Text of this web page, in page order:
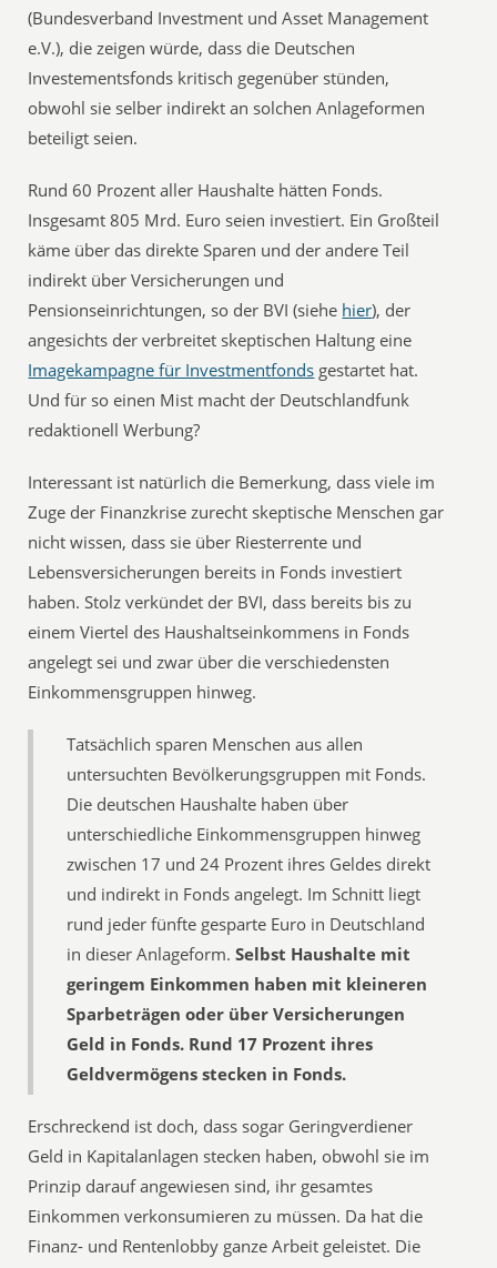
(Bundesverband Investment und Asset Management
e.V.), die zeigen würde, dass die Deutschen
Investementsfonds kritisch gegenüber stünden,
obwohl sie selber indirekt an solchen Anlageformen
beteiligt seien.
Rund 60 Prozent aller Haushalte hätten Fonds.
Insgesamt 805 Mrd. Euro seien investiert. Ein Großteil
käme über das direkte Sparen und der andere Teil
indirekt über Versicherungen und
Pensionseinrichtungen, so der BVI (siehe hier), der
angesichts der verbreitet skeptischen Haltung eine
Imagekampagne für Investmentfonds gestartet hat.
Und für so einen Mist macht der Deutschlandfunk
redaktionell Werbung?
Interessant ist natürlich die Bemerkung, dass viele im
Zuge der Finanzkrise zurecht skeptische Menschen gar
nicht wissen, dass sie über Riesterrente und
Lebensversicherungen bereits in Fonds investiert
haben. Stolz verkündet der BVI, dass bereits bis zu
einem Viertel des Haushaltseinkommens in Fonds
angelegt sei und zwar über die verschiedensten
Einkommensgruppen hinweg.
Tatsächlich sparen Menschen aus allen
untersuchten Bevölkerungsgruppen mit Fonds.
Die deutschen Haushalte haben über
unterschiedliche Einkommensgruppen hinweg
zwischen 17 und 24 Prozent ihres Geldes direkt
und indirekt in Fonds angelegt. Im Schnitt liegt
rund jeder fünfte gesparte Euro in Deutschland
in dieser Anlageform.Selbst Haushalte mit
geringem Einkommen haben mit kleineren
Sparbeträgen oder über Versicherungen
Geld in Fonds. Rund 17 Prozent ihres
Geldvermögens stecken in Fonds.
Erschreckend ist doch, dass sogar Geringverdiener
Geld in Kapitalanlagen stecken haben, obwohl sie im
Prinzip darauf angewiesen sind, ihr gesamtes
Einkommen verkonsumieren zu müssen. Da hat die
Finanz- und Rentenlobby ganze Arbeit geleistet. Die